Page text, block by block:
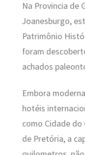
Na Provincia de
Joanesburgo,
Patrimônio
foram
achados
Embora
hotéis
como Cidade
de Pretória, a